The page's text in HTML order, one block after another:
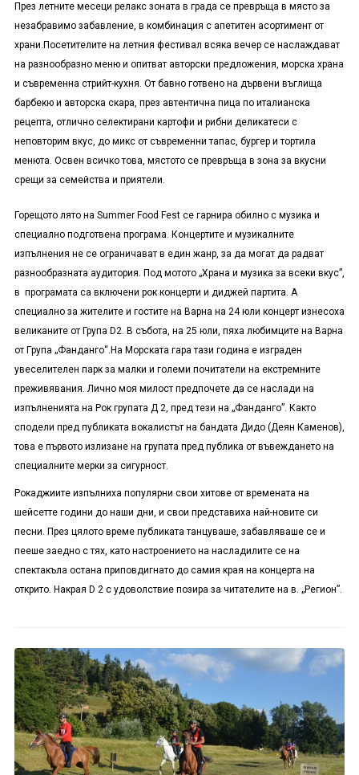
През летните месеци релакс зоната в града се превръща в място за
незабравимо забавление, в комбинация с апетитен асортимент от
храни. Посетителите на летния фестивал всяка вечер се наслаждават
на разнообразно меню и опитват авторски предложения, морска храна
и съвременна стрийт-кухня. От бавно готвено на дървени въглища
барбекю и авторска скара, през автентична пица по италианска
рецепта, отлично селектирани картофи и рибни деликатеси с
неповторим вкус, до микс от съвременни тапас, бургер и тортила
менюта. Освен всичко това, мястото се превръща в зона за вкусни
срещи за семейства и приятели.
Горещото лято на Summer Food Fest се гарнира обилнос музика и
специално подготвена програма. Концертите и музикалните
изпълнения несе ограничават в един жанр, за да могат да радват
разнообразната аудитория. Под мотото „Храна и музика за всеки вкус”,
в програмата са включени рок концерти и диджей партита. А
специално за жителите и гостите на Варна на 24 юли концерт изнесоха
великаните от Група D2. В събота, на 25 юли, пяха любимците на Варна
от Група „Фанданго“. На Морската гара тази година е изграден
увеселителен парк за малки и големи почитатели на екстремните
преживявания. Лично моя милост предпочете да се наслади на
изпълненията на Рок групата Д 2, пред тези на „Фанданго”. Както
сподели пред публиката вокалистът на бандата Дидо (Деян Каменов),
това е първото излизане на групата пред публика от въвеждането на
специалните мерки за сигурност.
Рокаджиите изпълниха популярни свои хитове от времената на
шейсетте години до наши дни, и свои представиха най-новите си
песни. През цялото време публиката танцуваше, забавляваше се и
пееше заедно с тях, като настроението на насладилите се на
спектакъла остана приповдигнато до самия края на концерта на
открито. Накрая D 2с удоволствие позира за читателите на в. „Регион”.